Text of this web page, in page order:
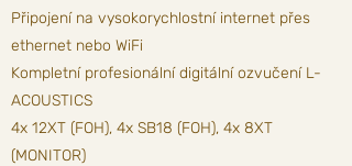
Připojení na vysokorychlostní internet přes
ethernet nebo WiFi
Kompletní profesionální digitální ozvučení L-
ACOUSTICS
4x 12XT (FOH), 4x SB18 (FOH), 4x 8XT
(MONITOR)